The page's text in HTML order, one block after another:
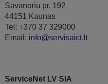
Savanoriu pr. 192
44151 Kaunas
Tel: +370 37 329000
Email: info@servisaict.lt
ServiceNet LV SIA